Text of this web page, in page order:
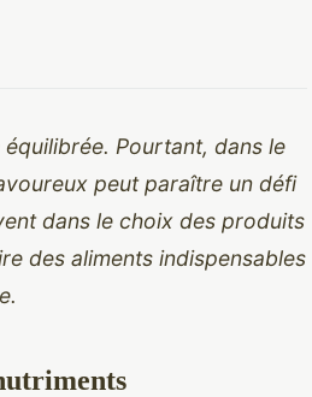
Pourtant, dans le
peut paraître un défi
dans le choix des produits
des aliments indispensables